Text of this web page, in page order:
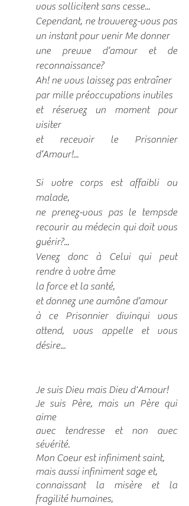
vous sollicitent sans cesse...
Cependant, ne trouverez-vous pas
un instant pour venir Me donner
une preuve d’amour et de
reconnaissance?
Ah! ne vous laissez pas entraîner
par mille préoccupations inutiles
et réservez un moment pour
visiter
et recevoir le Prisonnier
d’Amour!...
Si votre corps est affaibli ou
malade,
ne prenez-vous pas le tempsde
recourir au médecin qui doit vous
guérir?...
Venez donc à Celui qui peut
rendre à votre âme
la force et la santé,
et donnez une aumône d’amour
à ce Prisonnier divinqui vous
attend, vous appelle et vous
désire...
Je suis Dieu mais Dieu d'Amour!
Je suis Père, mais un Père qui
aime
avec tendresse et non avec
sévérité.
Mon Coeur est infiniment saint,
mais aussi infiniment sage et,
connaissant la misère et la
fragilité humaines,